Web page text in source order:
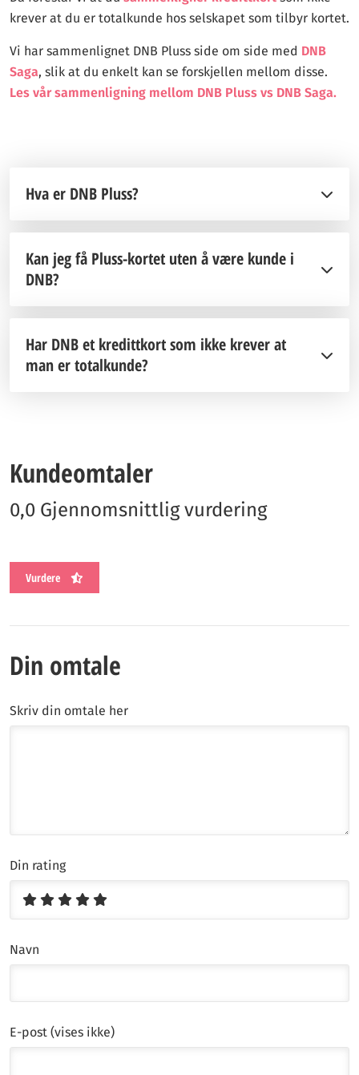
krever at du er totalkunde hos selskapet som tilbyr kortet.
Vi har sammenlignet DNB Pluss side om side med DNB
Saga, slik at du enkelt kan se forskjellen mellom disse.
Les vår sammenligning mellom DNB Pluss vs DNB Saga.
Hva er DNB Pluss?
Kan jeg få Pluss-kortet uten å være kunde i
DNB?
Har DNB et kredittkort som ikke krever at
man er totalkunde?
Kundeomtaler
0,0 Gjennomsnittlig vurdering
Vurdere
Din omtale
Skriv din omtale her
Din rating
Navn
E-post (vises ikke)